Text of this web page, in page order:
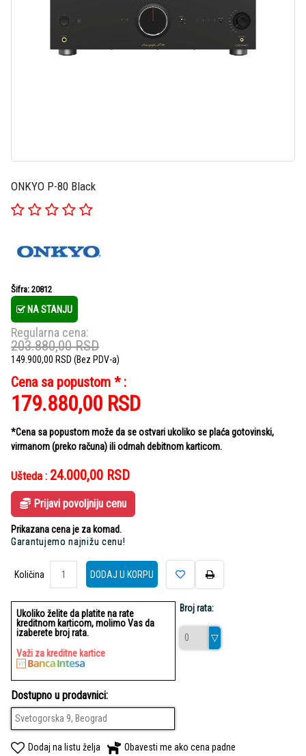
ONKYO P-80 Black
Šifra: 20812
NA STANJU
Regularna cena:
203.880,00RSD
149.900,00 RSD (Bez PDV-a)
Cena sa popustom * :
179.880,00 RSD
*Cena sa popustom može da se ostvari ukoliko se plaća gotovinski,
virmanom (preko računa) ili odmah debitnom karticom.
Ušteda : 24.000,00 RSD
Prijavi povoljniju cenu
Prikazana cena je za komad.
Garantujemo najnižu cenu!
Količina
Količina
DODAJ U KORPU
Ukoliko želite da platite na rate
kreditnom karticom, molimo Vas da
izaberete broj rata.
Važi za kreditne kartice
Broj rata:
Dostupno u prodavnici:
Svetogorska 9, Beograd
Dodaj na listu želja
Obavesti me ako cena padne